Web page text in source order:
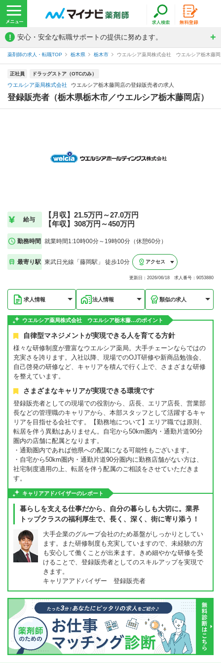
! 安心・安全な転職サポートの提供に努めます。
薬剤師の求人・転職TOP 栃木県 栃木市 ウエルシア薬局株式会社 ウエルシア栃木藤
正社員 ドラッグストア（OTCのみ）
ウエルシア薬局株式会社 ウエルシア栃木藤岡店の登録販売者の求人
登録販売者（栃木県栃木市／ウエルシア栃木藤岡店）
給与
【月収】21.5万円～27.0万円
【年収】308万円～450万円
勤務時間 就業時間1:10時00分～19時00分（休憩60分）
最寄り駅 東武日光線「藤岡駅」 徒歩10分 アクセス
更新日：2026/06/18 求人番号：9053880
求人情報 法人情報 類似の求人
ウエルシア薬局株式会社 ウエルシア栃木藤…のポイント
自律型マネジメントが実現できる人を育てる方針
様々な研修制度が豊富なウエルシア薬局。大手チェーンならではの
充実さを誇ります。入社以降、現場でのOJT研修や新商品勉強会、
自己啓発の研修など、キャリアを積んで行く上で、さまざまな研修
を整えています。
さまざまなキャリアが実現できる環境です
登録販売者としての現場での役割から、店長、エリア店長、営業部
長などの管理職のキャリアから、本部スタッフとして活躍するキャ
リアを目指せる会社です。【勤務地について】エリア職では原則、
転居を伴う異動はありません。自宅から50km圏内・通勤片道90分
圏内の店舗に配属となります。
・通勤圏内であれば他県への配属になる可能性もございます。
・自宅から50km圏内・通勤片道90分圏内に勤務店舗がない方は、
社宅制度適用の上、転居を伴う配属のご相談をさせていただきま
す。
キャリアアドバイザーのレポート
暮らしを支える仕事だから、自分の暮らしも大切に。業界
トップクラスの福利厚生で、長く、深く、街に寄り添う！
大手企業のグループ会社のため基盤がしっかりとしてい
ます。また研修制度も充実していますので、未経験の方
も安心して働くことが出来ます。きめ細やかな研修を受
けることで、登録販売者としてのスキルアップを実現で
きます。
キャリアアドバイザー 登録販売者